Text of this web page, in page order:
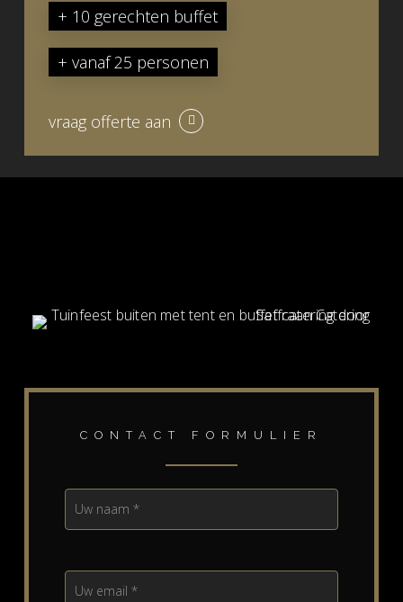
+ 10 gerechten buffet
+ vanaf 25 personen
vraag offerte aan
CONTACT FORMULIER